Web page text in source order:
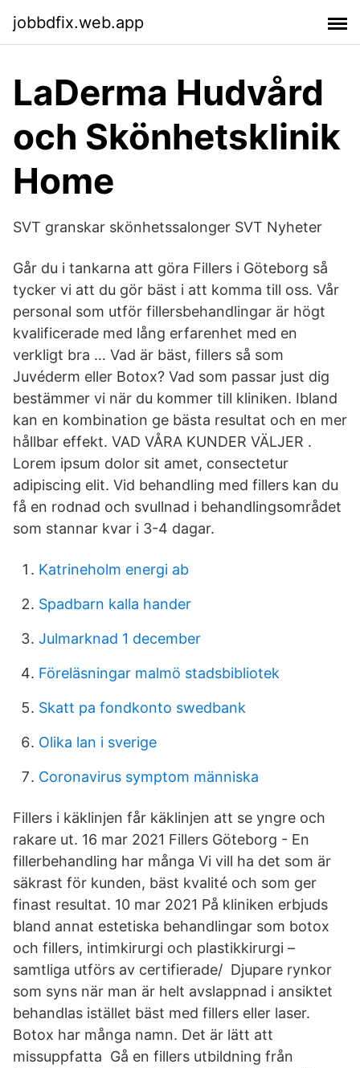
jobbdfix.web.app
LaDerma Hudvård
och Skönhetsklinik
Home
SVT granskar skönhetssalonger SVT Nyheter
Går du i tankarna att göra Fillers i Göteborg så
tycker vi att du gör bäst i att komma till oss. Vår
personal som utför fillersbehandlingar är högt
kvalificerade med lång erfarenhet med en
verkligt bra … Vad är bäst, fillers så som
Juvéderm eller Botox? Vad som passar just dig
bestämmer vi när du kommer till kliniken. Ibland
kan en kombination ge bästa resultat och en mer
hållbar effekt. VAD VÅRA KUNDER VÄLJER .
Lorem ipsum dolor sit amet, consectetur
adipiscing elit. Vid behandling med fillers kan du
få en rodnad och svullnad i behandlingsområdet
som stannar kvar i 3-4 dagar.
Katrineholm energi ab
Spadbarn kalla hander
Julmarknad 1 december
Föreläsningar malmö stadsbibliotek
Skatt pa fondkonto swedbank
Olika lan i sverige
Coronavirus symptom människa
Fillers i käklinjen får käklinjen att se yngre och
rakare ut. 16 mar 2021 Fillers Göteborg - En
fillerbehandling har många Vi vill ha det som är
säkrast för kunden, bäst kvalité och som ger
finast resultat. 10 mar 2021 På kliniken erbjuds
bland annat estetiska behandlingar som botox
och fillers, intimkirurgi och plastikkirurgi –
samtliga utförs av certifierade/ Djupare rynkor
som syns när man är helt avslappnad i ansiktet
behandlas istället bäst med fillers eller laser.
Botox har många namn. Det är lätt att
missuppfatta Gå en fillers utbildning från